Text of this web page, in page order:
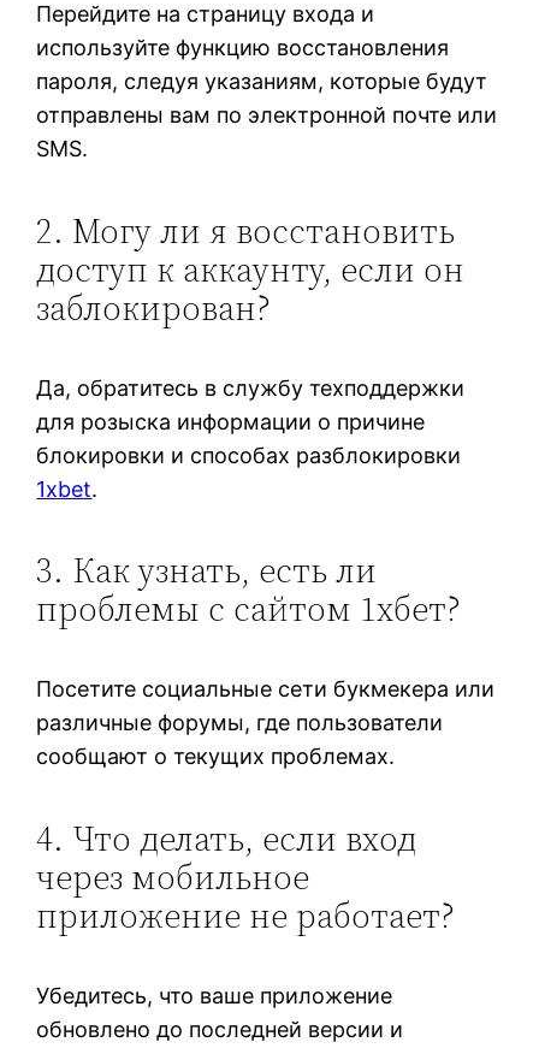
Перейдите на страницу входа и
используйте функцию восстановления
пароля, следуя указаниям, которые будут
отправлены вам по электронной почте или
SMS.
2. Могу ли я восстановить
доступ к аккаунту, если он
заблокирован?
Да, обратитесь в службу техподдержки
для розыска информации о причине
блокировки и способах разблокировки
1xbet.
3. Как узнать, есть ли
проблемы с сайтом 1хбет?
Посетите социальные сети букмекера или
различные форумы, где пользователи
сообщают о текущих проблемах.
4. Что делать, если вход
через мобильное
приложение не работает?
Убедитесь, что ваше приложение
обновлено до последней версии и